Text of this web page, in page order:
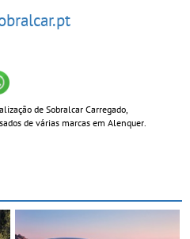
de Sobralcar Carregado,
de várias marcas em Alenquer.